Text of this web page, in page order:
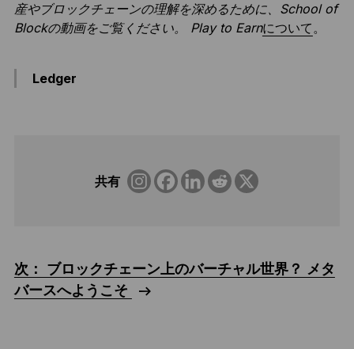
産やブロックチェーンの理解を深めるために、School of
Blockの動画をご覧ください。
Play to Earnについて。
Ledger
共有
次： ブロックチェーン上のバーチャル世界？ メタ
バースへようこそ